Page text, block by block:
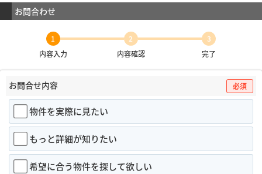
お問合わせ
1
内容入力
2
内容確認
3
完了
お問合せ内容 必須
物件を実際に見たい
もっと詳細が知りたい
希望に合う物件を探して欲しい